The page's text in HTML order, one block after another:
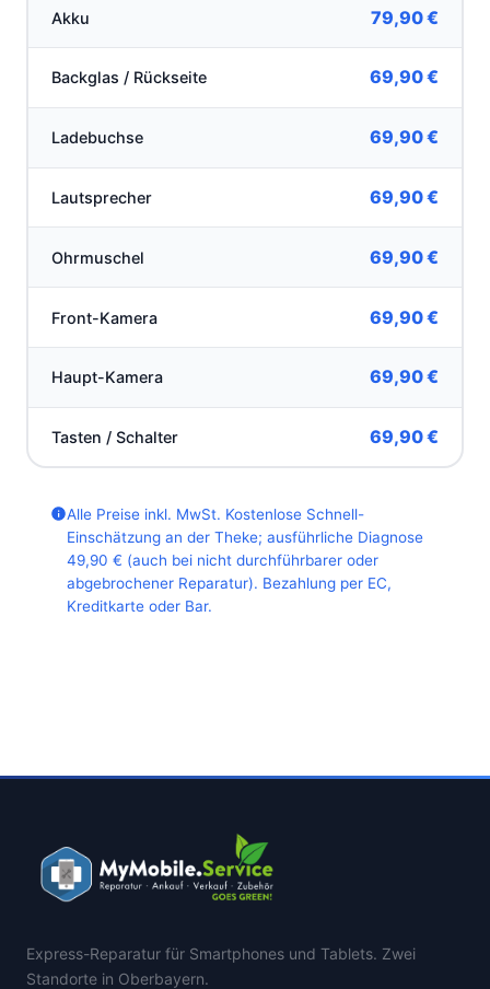
Akku 79,90 €
Backglas / Rückseite 69,90 €
Ladebuchse 69,90 €
Lautsprecher 69,90 €
Ohrmuschel 69,90 €
Front-Kamera 69,90 €
Haupt-Kamera 69,90 €
Tasten / Schalter 69,90 €
Alle Preise inkl. MwSt. Kostenlose Schnell-
Einschätzung an der Theke; ausführliche Diagnose
49,90 € (auch bei nicht durchführbarer oder
abgebrochener Reparatur). Bezahlung per EC,
Kreditkarte oder Bar.
Express-Reparatur für Smartphones und Tablets. Zwei
Standorte in Oberbayern.